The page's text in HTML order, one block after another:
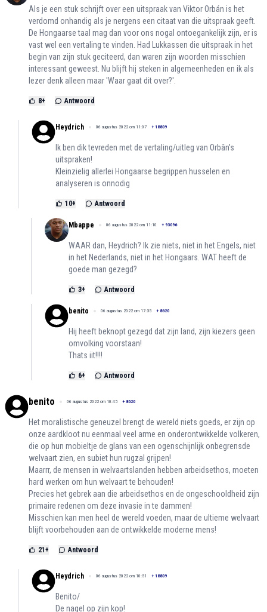
Als je een stuk schrijft over een uitspraak van Viktor Orbán is het
verdomd onhandig als je nergens een citaat van die uitspraak geeft.
De Hongaarse taal mag dan voor ons nogal ontoegankelijk zijn, er is
vast wel een vertaling te vinden. Had Lukkassen die uitspraak in het
begin van zijn stuk geciteerd, dan waren zijn woorden misschien
interessant geweest. Nu blijft hij steken in algemeenheden en ik als
lezer denk alleen maar 'Waar gaat dit over?'.
8+ Antwoord
Heydrich 06 augustus 2022 om 11:07 + 18809
Ik ben dik tevreden met de vertaling/uitleg van Orbân's
uitspraken!
Kleinzielig allerlei Hongaarse begrippen husselen en
analyseren is onnodig
10+ Antwoord
Mbappe 06 augustus 2022 om 11:10 + 93096
WAAR dan, Heydrich? Ik zie niets, niet in het Engels, niet
in het Nederlands, niet in het Hongaars. WAT heeft de
goede man gezegd?
3+ Antwoord
benito 06 augustus 2022 om 17:35 + 8620
Hij heeft beknopt gezegd dat zijn land, zijn kiezers geen
omvolking voorstaan!
Thats iit!!!!
6+ Antwoord
benito 06 augustus 2022 om 10:45 + 8620
Het moralistische geneuzel brengt de wereld niets goeds, er zijn op
onze aardkloot nu eenmaal veel arme en onderontwikkelde volkeren,
die op hun mobieltje de glans van een ogenschijnlijk onbegrensde
welvaart zien, en subiet hun rugzal grijpen!
Maarrr, de mensen in welvaartslanden hebben arbeidsethos, moeten
hard werken om hun welvaart te behouden!
Precies het gebrek aan die arbeidsethos en de ongeschooldheid zijn
primaire redenen om deze invasie in te dammen!
Misschien kan men heel de wereld voeden, maar de ultieme welvaart
blijft voorbehouden aan de ontwikkelde moderne mens!
21 + Antwoord
Heydrich 06 augustus 2022 om 10:51 + 18809
Benito/
De nagel op zijn kop!